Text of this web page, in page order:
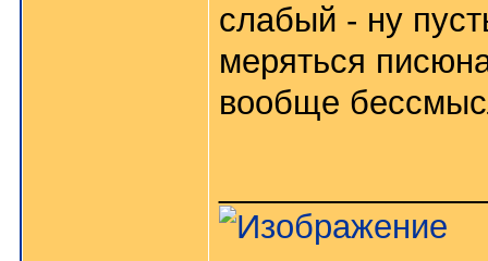
слабый - ну
меряться
вообще